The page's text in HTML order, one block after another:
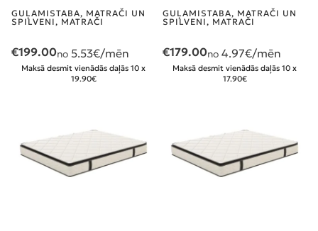
GUĻAMISTABA, MATRAČI UN
SPILVENI, MATRAČI
€199.00no 5.53€/mēn
Maksā desmit vienādās daļās 10 x
19.90€
GUĻAMISTABA, MATRAČI UN
SPILVENI, MATRAČI
€179.00no 4.97€/mēn
Maksā desmit vienādās daļās 10 x
17.90€